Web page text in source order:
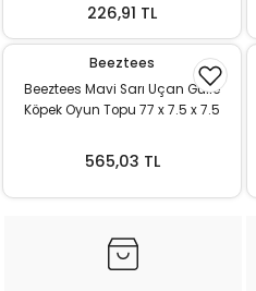
226,91 TL
Beeztees
Beeztees Mavi Sarı Uçan Gülle
Köpek Oyun Topu 77 x 7.5 x 7.5
565,03 TL